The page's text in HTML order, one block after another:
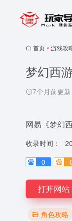
首页 • 游戏攻
梦幻西
7个月前更新
网易《梦幻
收录时间：
0
打开网站
角色攻略